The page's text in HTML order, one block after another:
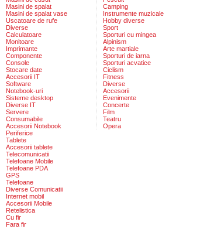
Masini de spalat
Masini de spalat vase
Uscatoare de rufe
Diverse
Calculatoare
Monitoare
Imprimante
Componente
Console
Stocare date
Accesorii IT
Software
Notebook-uri
Sisteme desktop
Diverse IT
Servere
Consumabile
Accesorii Notebook
Periferice
Tablete
Accesorii tablete
Telecomunicatii
Telefoane Mobile
Telefoane PDA
GPS
Telefoane
Diverse Comunicatii
Internet mobil
Accesorii Mobile
Retelistica
Cu fir
Fara fir
Camping
Instrumente muzicale
Hobby diverse
Sport
Sporturi cu mingea
Alpinism
Arte martiale
Sporturi de iarna
Sporturi acvatice
Ciclism
Fitness
Diverse
Accesorii
Evenimente
Concerte
Film
Teatru
Opera